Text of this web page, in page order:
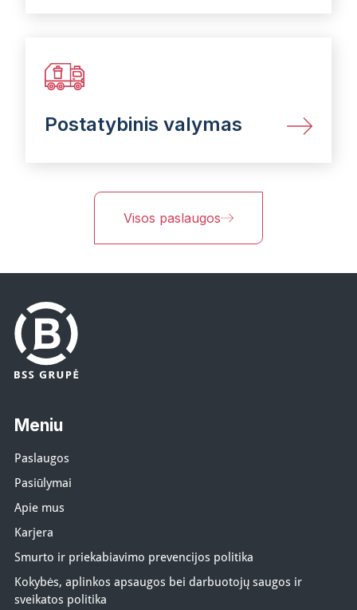
Postatybinis valymas
Visos paslaugos
Meniu
Paslaugos
Pasiūlymai
Apie mus
Karjera
Smurto ir priekabiavimo prevencijos politika
Kokybės, aplinkos apsaugos bei darbuotojų saugos ir
sveikatos politika